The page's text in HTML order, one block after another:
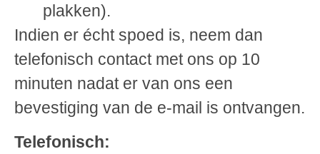
plakken).
Indien er écht spoed is, neem dan
telefonisch contact met ons op 10
minuten nadat er van ons een
bevestiging van de e-mail is ontvangen.
Telefonisch: